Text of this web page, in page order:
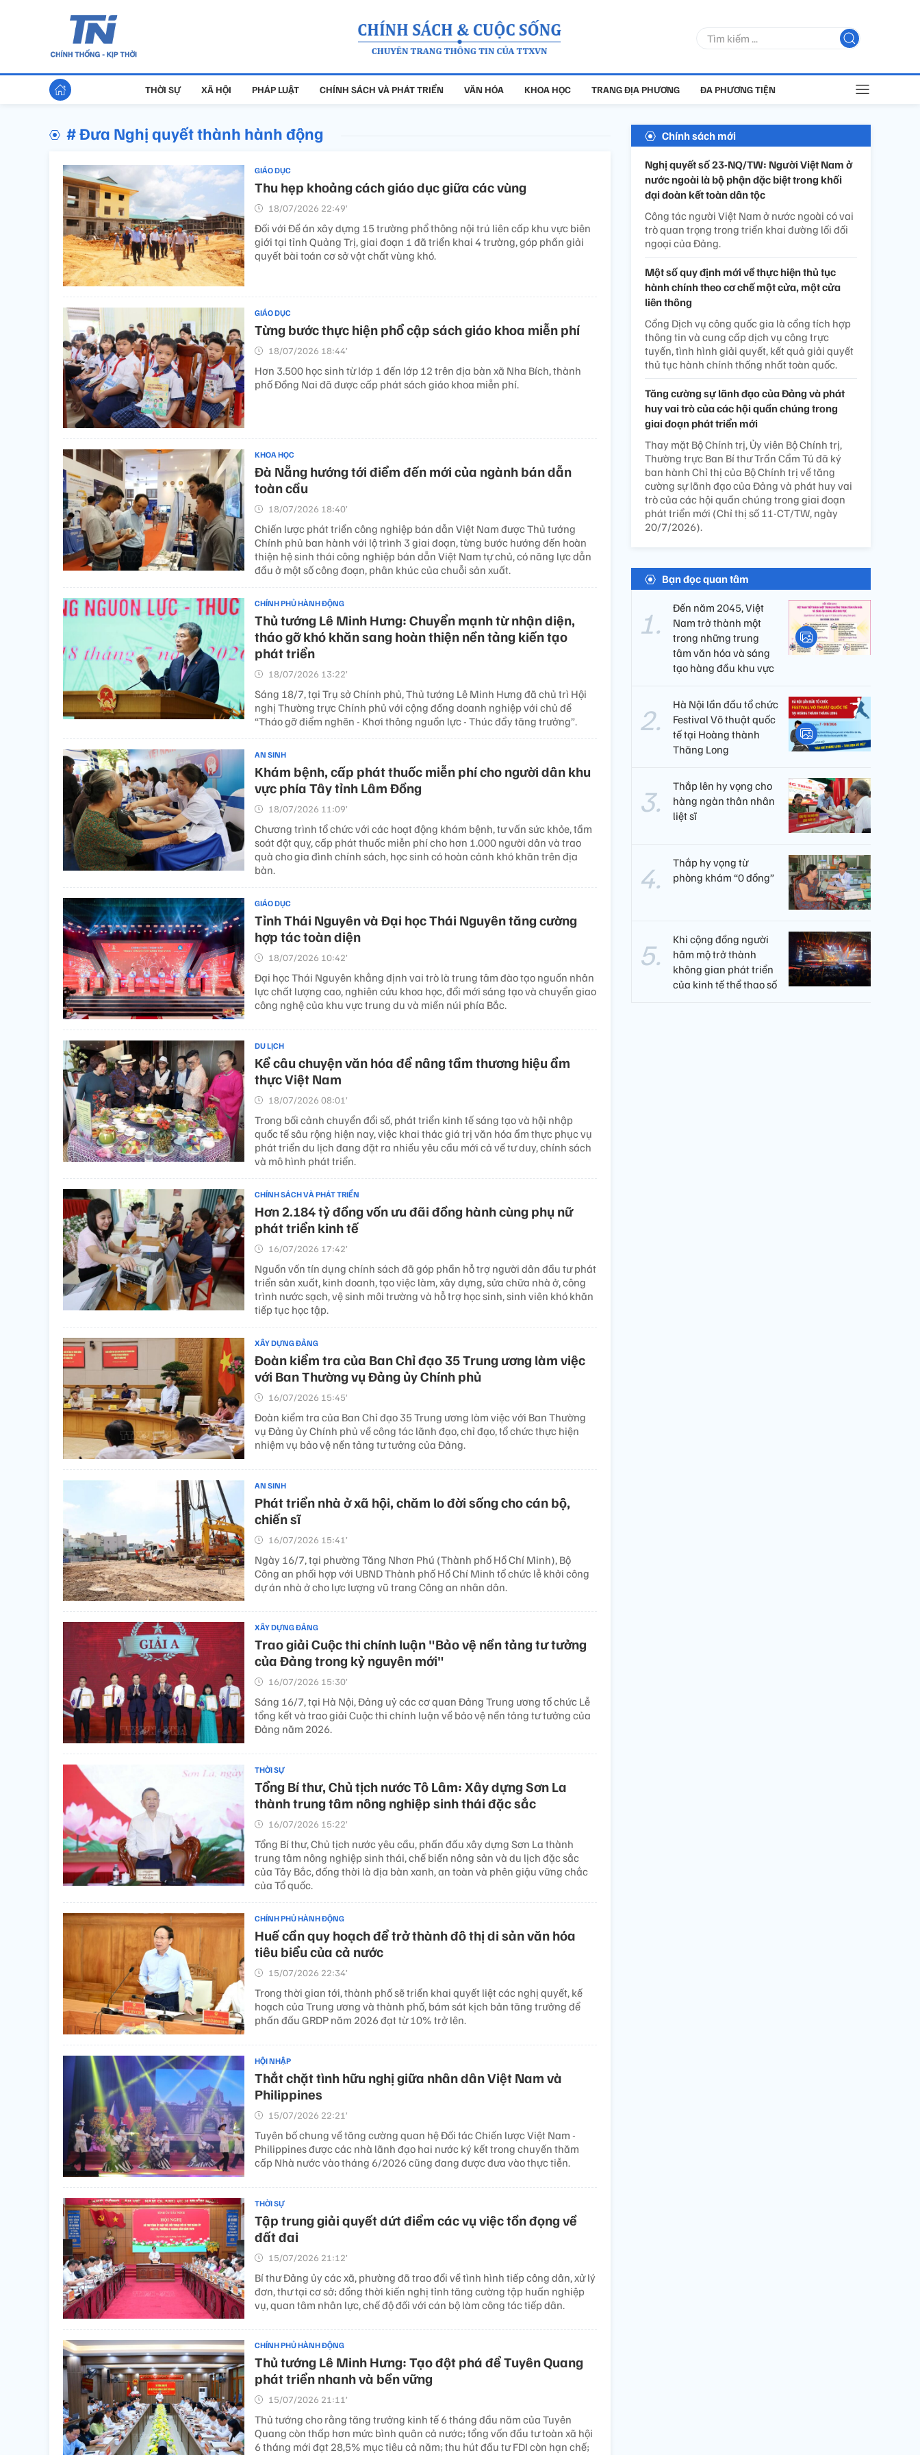
THỜI SỰ XÃ HỘI PHÁP LUẬT CHÍNH SÁCH VÀ PHÁT TRIỂN VĂN HÓA KHOA HỌC TRANG ĐỊA PHƯƠNG ĐA PHƯƠNG TIỆN
# Đưa Nghị quyết thành hành động
GIÁO DỤC
Thu hẹp khoảng cách giáo dục giữa các vùng
18/07/2026 22:49’
Đối với Đề án xây dựng 15 trường phổ thông nội trú liên cấp khu vực biên
giới tại tỉnh Quảng Trị, giai đoạn 1 đã triển khai 4 trường, góp phần giải
quyết bài toán cơ sở vật chất vùng khó.
GIÁO DỤC
Từng bước thực hiện phổ cập sách giáo khoa miễn phí
18/07/2026 18:44’
Hơn 3.500 học sinh từ lớp 1 đến lớp 12 trên địa bàn xã Nha Bích, thành
phố Đồng Nai đã được cấp phát sách giáo khoa miễn phí.
KHOA HỌC
Đà Nẵng hướng tới điểm đến mới của ngành bán dẫn
toàn cầu
18/07/2026 18:40’
Chiến lược phát triển công nghiệp bán dẫn Việt Nam được Thủ tướng
Chính phủ ban hành với lộ trình 3 giai đoạn, từng bước hướng đến hoàn
thiện hệ sinh thái công nghiệp bán dẫn Việt Nam tự chủ, có năng lực dẫn
đầu ở một số công đoạn, phân khúc của chuỗi sản xuất.
CHÍNH PHỦ HÀNH ĐỘNG
Thủ tướng Lê Minh Hưng: Chuyển mạnh từ nhận diện,
tháo gỡ khó khăn sang hoàn thiện nền tảng kiến tạo
phát triển
18/07/2026 13:22’
Sáng 18/7, tại Trụ sở Chính phủ, Thủ tướng Lê Minh Hưng đã chủ trì Hội
nghị Thường trực Chính phủ với cộng đồng doanh nghiệp với chủ đề
“Tháo gỡ điểm nghẽn - Khơi thông nguồn lực - Thúc đẩy tăng trưởng”.
AN SINH
Khám bệnh, cấp phát thuốc miễn phí cho người dân khu
vực phía Tây tỉnh Lâm Đồng
18/07/2026 11:09’
Chương trình tổ chức với các hoạt động khám bệnh, tư vấn sức khỏe, tầm
soát đột quỵ, cấp phát thuốc miễn phí cho hơn 1.000 người dân và trao
quà cho gia đình chính sách, học sinh có hoàn cảnh khó khăn trên địa
bàn.
GIÁO DỤC
Tỉnh Thái Nguyên và Đại học Thái Nguyên tăng cường
hợp tác toàn diện
18/07/2026 10:42’
Đại học Thái Nguyên khẳng định vai trò là trung tâm đào tạo nguồn nhân
lực chất lượng cao, nghiên cứu khoa học, đổi mới sáng tạo và chuyển giao
công nghệ của khu vực trung du và miền núi phía Bắc.
DU LỊCH
Kể câu chuyện văn hóa để nâng tầm thương hiệu ẩm
thực Việt Nam
18/07/2026 08:01’
Trong bối cảnh chuyển đổi số, phát triển kinh tế sáng tạo và hội nhập
quốc tế sâu rộng hiện nay, việc khai thác giá trị văn hóa ẩm thực phục vụ
phát triển du lịch đang đặt ra nhiều yêu cầu mới cả về tư duy, chính sách
và mô hình phát triển.
CHÍNH SÁCH VÀ PHÁT TRIỂN
Hơn 2.184 tỷ đồng vốn ưu đãi đồng hành cùng phụ nữ
phát triển kinh tế
16/07/2026 17:42’
Nguồn vốn tín dụng chính sách đã góp phần hỗ trợ người dân đầu tư phát
triển sản xuất, kinh doanh, tạo việc làm, xây dựng, sửa chữa nhà ở, công
trình nước sạch, vệ sinh môi trường và hỗ trợ học sinh, sinh viên khó khăn
tiếp tục học tập.
XÂY DỰNG ĐẢNG
Đoàn kiểm tra của Ban Chỉ đạo 35 Trung ương làm việc
với Ban Thường vụ Đảng ủy Chính phủ
16/07/2026 15:45’
Đoàn kiểm tra của Ban Chỉ đạo 35 Trung ương làm việc với Ban Thường
vụ Đảng ủy Chính phủ về công tác lãnh đạo, chỉ đạo, tổ chức thực hiện
nhiệm vụ bảo vệ nền tảng tư tưởng của Đảng.
AN SINH
Phát triển nhà ở xã hội, chăm lo đời sống cho cán bộ,
chiến sĩ
16/07/2026 15:41’
Ngày 16/7, tại phường Tăng Nhơn Phú (Thành phố Hồ Chí Minh), Bộ
Công an phối hợp với UBND Thành phố Hồ Chí Minh tổ chức lễ khởi công
dự án nhà ở cho lực lượng vũ trang Công an nhân dân.
XÂY DỰNG ĐẢNG
Trao giải Cuộc thi chính luận "Bảo vệ nền tảng tư tưởng
của Đảng trong kỷ nguyên mới"
16/07/2026 15:30’
Sáng 16/7, tại Hà Nội, Đảng uỷ các cơ quan Đảng Trung ương tổ chức Lễ
tổng kết và trao giải Cuộc thi chính luận về bảo vệ nền tảng tư tưởng của
Đảng năm 2026.
THỜI SỰ
Tổng Bí thư, Chủ tịch nước Tô Lâm: Xây dựng Sơn La
thành trung tâm nông nghiệp sinh thái đặc sắc
16/07/2026 15:22’
Tổng Bí thư, Chủ tịch nước yêu cầu, phấn đấu xây dựng Sơn La thành
trung tâm nông nghiệp sinh thái, chế biến nông sản và du lịch đặc sắc
của Tây Bắc, đồng thời là địa bàn xanh, an toàn và phên giậu vững chắc
của Tổ quốc.
CHÍNH PHỦ HÀNH ĐỘNG
Huế cần quy hoạch để trở thành đô thị di sản văn hóa
tiêu biểu của cả nước
15/07/2026 22:34’
Trong thời gian tới, thành phố sẽ triển khai quyết liệt các nghị quyết, kế
hoạch của Trung ương và thành phố, bám sát kịch bản tăng trưởng để
phấn đấu GRDP năm 2026 đạt từ 10% trở lên.
HỘI NHẬP
Thắt chặt tình hữu nghị giữa nhân dân Việt Nam và
Philippines
15/07/2026 22:21’
Tuyên bố chung về tăng cường quan hệ Đối tác Chiến lược Việt Nam -
Philippines được các nhà lãnh đạo hai nước ký kết trong chuyến thăm
cấp Nhà nước vào tháng 6/2026 cũng đang được đưa vào thực tiễn.
THỜI SỰ
Tập trung giải quyết dứt điểm các vụ việc tồn đọng về
đất đai
15/07/2026 21:12’
Bí thư Đảng ủy các xã, phường đã trao đổi về tình hình tiếp công dân, xử lý
đơn, thư tại cơ sở; đồng thời kiến nghị tỉnh tăng cường tập huấn nghiệp
vụ, quan tâm nhân lực, chế độ đối với cán bộ làm công tác tiếp dân.
CHÍNH PHỦ HÀNH ĐỘNG
Thủ tướng Lê Minh Hưng: Tạo đột phá để Tuyên Quang
phát triển nhanh và bền vững
15/07/2026 21:11’
Thủ tướng cho rằng tăng trưởng kinh tế 6 tháng đầu năm của Tuyên
Quang còn thấp hơn mức bình quân cả nước; tổng vốn đầu tư toàn xã hội
6 tháng mới đạt 28,5% mục tiêu cả năm; thu hút đầu tư FDI còn hạn chế;
Chính sách mới
Nghị quyết số 23-NQ/TW: Người Việt Nam ở
nước ngoài là bộ phận đặc biệt trong khối
đại đoàn kết toàn dân tộc
Công tác người Việt Nam ở nước ngoài có vai
trò quan trọng trong triển khai đường lối đối
ngoại của Đảng.
Một số quy định mới về thực hiện thủ tục
hành chính theo cơ chế một cửa, một cửa
liên thông
Cổng Dịch vụ công quốc gia là cổng tích hợp
thông tin và cung cấp dịch vụ công trực
tuyến, tình hình giải quyết, kết quả giải quyết
thủ tục hành chính thống nhất toàn quốc.
Tăng cường sự lãnh đạo của Đảng và phát
huy vai trò của các hội quần chúng trong
giai đoạn phát triển mới
Thay mặt Bộ Chính trị, Ủy viên Bộ Chính trị,
Thường trực Ban Bí thư Trần Cẩm Tú đã ký
ban hành Chỉ thị của Bộ Chính trị về tăng
cường sự lãnh đạo của Đảng và phát huy vai
trò của các hội quần chúng trong giai đoạn
phát triển mới (Chỉ thị số 11-CT/TW, ngày
20/7/2026).
Bạn đọc quan tâm
Đến năm 2045, Việt
Nam trở thành một
trong những trung
tâm văn hóa và sáng
tạo hàng đầu khu vực
Hà Nội lần đầu tổ chức
Festival Võ thuật quốc
tế tại Hoàng thành
Thăng Long
Thắp lên hy vọng cho
hàng ngàn thân nhân
liệt sĩ
Thắp hy vọng từ
phòng khám “0 đồng”
Khi cộng đồng người
hâm mộ trở thành
không gian phát triển
của kinh tế thể thao số